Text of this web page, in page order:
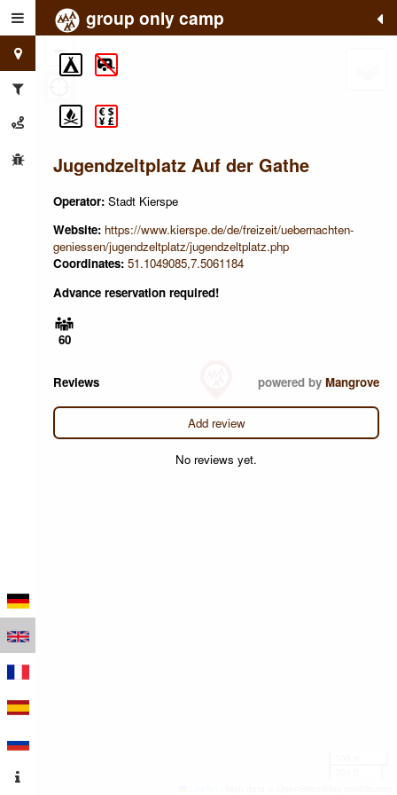
group only camp
Jugendzeltplatz Auf der Gathe
Operator: Stadt Kierspe
Website: https://www.kierspe.de/de/freizeit/uebernachten-
geniessen/jugendzeltplatz/jugendzeltplatz.php
Coordinates: 51.1049085,7.5061184
Advance reservation required!
60
Reviews powered by Mangrove
Add review
No reviews yet.
+
−